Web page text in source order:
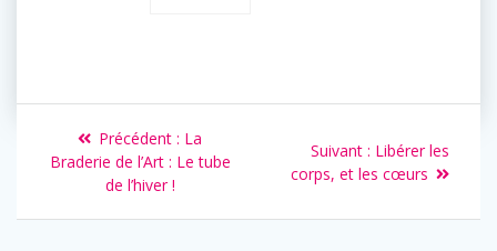
Précédent : La
Braderie de l’Art : Le tube
de l’hiver !
Suivant : Libérer les
corps, et les cœurs